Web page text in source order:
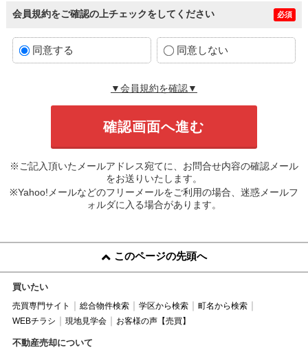
会員規約をご確認の上チェックをしてください 必須
同意する 同意しない
▼会員規約を確認▼
※ご記入頂いたメールアドレス宛てに、お問合せ内容の確認メール
をお送りいたします。
※Yahoo!メールなどのフリーメールをご利用の場合、迷惑メールフ
ォルダに入る場合があります。
このページの先頭へ
買いたい
売買専門サイト 総合物件検索 学区から検索
町名から検索
WEBチラシ
現地見学会 お客様の声【売買】
不動産売却について